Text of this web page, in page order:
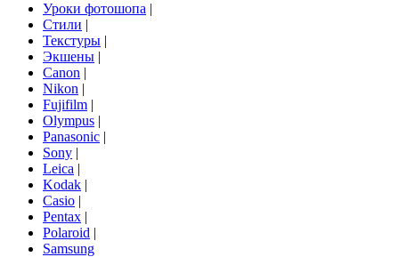
Уроки фотошопа |
Стили |
Текстуры |
Экшены |
Canon |
Nikon |
Fujifilm |
Olympus |
Panasonic |
Sony |
Leica |
Kodak |
Casio |
Pentax |
Polaroid |
Samsung